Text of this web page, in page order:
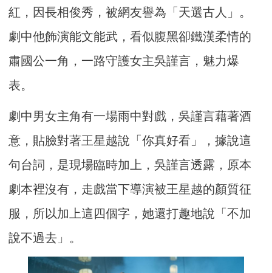
紅，因長相俊秀，被網友譽為「天選古人」。
劇中他飾演能文能武，看似腹黑卻鐵漢柔情的
肅國公一角，一路守護女主吳謹言，魅力爆
表。
劇中男女主角有一場雨中對戲，吳謹言藉著酒
意，貼臉對著王星越說「你真好看」，據說這
句台詞，是現場臨時加上，吳謹言透露，原本
劇本裡沒有，走戲當下導演被王星越的顏質征
服，所以加上這四個字，她還打趣地說「不加
說不過去」。